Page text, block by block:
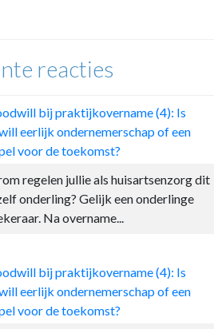
reacties
bij praktijkovername (4): Is
eerlijk ondernemerschap of een
voor de toekomst?
regelen jullie als huisartsenzorg dit
onderling? Gelijk een onderlinge
Na overname...
bij praktijkovername (4): Is
eerlijk ondernemerschap of een
voor de toekomst?